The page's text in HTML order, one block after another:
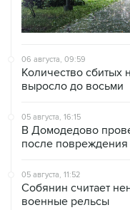
06 августа, 09:59
Количество
выросло до восьми
05 августа, 16:15
В Домодедово
после
05 августа, 11:52
Собянин считает
военные рельсы